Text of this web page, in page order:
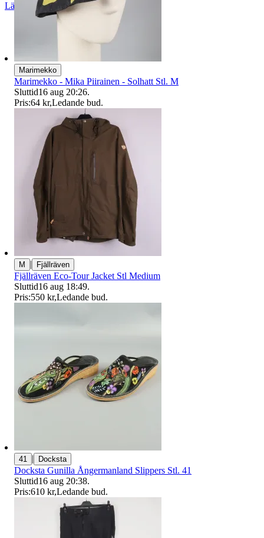
Läs omdömen Följ
Marimekko
Marimekko - Mika Piirainen - Solhatt Stl. M
Sluttid16 aug 20:26.
Pris:64 kr,Ledande bud.
M | Fjällräven
Fjällräven Eco-Tour Jacket Stl Medium
Sluttid16 aug 18:49.
Pris:550 kr,Ledande bud.
41 | Docksta
Docksta Gunilla Ångermanland Slippers Stl. 41
Sluttid16 aug 20:38.
Pris:610 kr,Ledande bud.